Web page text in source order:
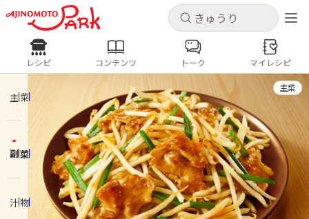
キャンセル
ログインするとレシピを保存できます
ログイン 新規登録
ホーム
コンテンツ
キャンセル
レシピ コンテンツ
人気の食材・レシピ
きゅうり なす トマト
とうもろこし
ピーマン
みょうが ゴーヤ
レシピ コンテンツ トーク マイレシピ
主菜
副菜
汁物
主菜